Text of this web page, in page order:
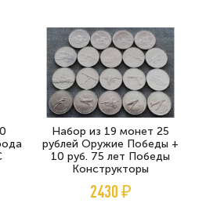
Набор из 19 монет 25
рублей Оружие Победы +
10 руб. 75 лет Победы
Конструкторы
2430 ₽